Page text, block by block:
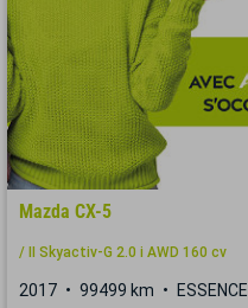
Mazda CX-5
/ II Skyactiv-G 2.0 i AWD 160 cv
2017 99499 km ESSENCE